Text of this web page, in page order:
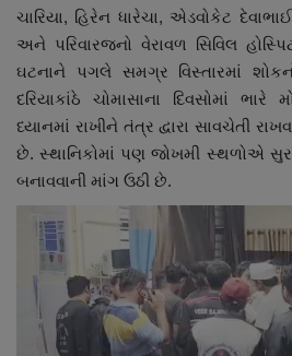
ચારિયા, હિરેન ધારેચા, એડવોકેટ
અને પરિવારજનો વેરાવળ સિવિલ
ઘટનાને પગલે સમગ્ર વિસ્તારમાં
દરિયાકાંઠે ચોમાસાના દિવસોમાં
ધ્યાનમાં રાખીને તંત્ર દ્વારા સાવચેતી
છે. સ્થાનિકોમાં પણ જોખમી સ્થળોએ
બનાવવાની માંગ ઉઠી છે.